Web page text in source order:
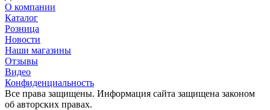
О компании
Каталог
Розница
Новости
Наши магазины
Отзывы
Видео
Конфиденциальность
Все права защищены. Информация сайта защищена законом
об авторских правах.